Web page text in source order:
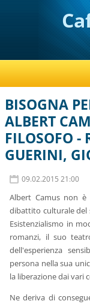
BISOGNA
ALBERT
FILOSOFO -
GUERINI,
09.02.2015 21:00
Albert Camus non
dibattito culturale del
Esistenzialismo in
romanzi, il suo
dell'esperienza
persona nella sua
la liberazione dai vari
Ne deriva di